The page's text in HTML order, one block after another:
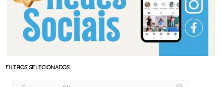
FILTROS SELECIONADOS